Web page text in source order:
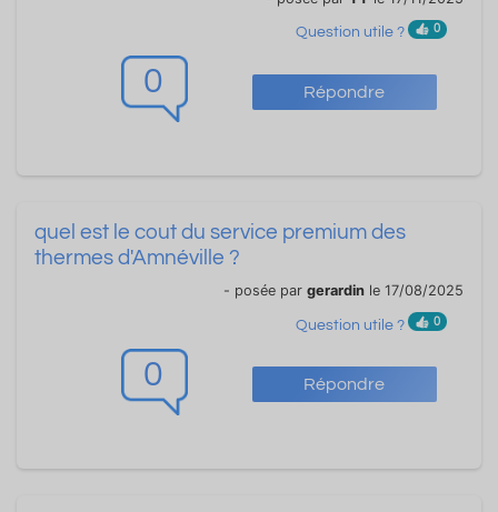
0 Répondre
Question utile ? 0
0 Répondre
quel est le cout du service premium des
thermes d'Amnéville ?
- posée par gerardin le 17/08/2025
Question utile ? 0